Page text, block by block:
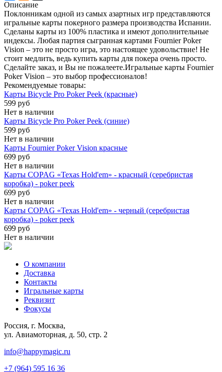
Описание
Поклонникам одной из самых азартных игр представляются
игральные карты покерного размера производства Испании.
Сделаны карты из 100% пластика и имеют дополнительные
индексы. Любая партия сыгранная картами Fournier Poker
Vision – это не просто игра, это настоящее удовольствие! Не
стоит медлить, ведь купить карты для покера очень просто.
Сделайте заказ, и Вы не пожалеете.Игральные карты Fournier
Poker Vision – это выбор профессионалов!
Рекомендуемые товары:
Карты Bicycle Pro Poker Peek (красные)
599 руб
Нет в наличии
Карты Bicycle Pro Poker Peek (синие)
599 руб
Нет в наличии
Карты Fournier Poker Vision красные
699 руб
Нет в наличии
Карты COPAG «Texas Hold'em» - красный (серебристая
коробка) - poker peek
699 руб
Нет в наличии
Карты COPAG «Texas Hold'em» - черный (серебристая
коробка) - poker peek
699 руб
Нет в наличии
О компании
Доставка
Контакты
Игральные карты
Реквизит
Фокусы
Россия, г. Москва,
ул. Авиамоторная, д. 50, стр. 2
info@happymagic.ru
+7 (964) 595 16 36